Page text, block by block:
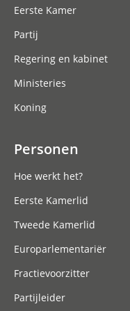
Eerste Kamer
Partij
Regering en kabinet
Ministeries
Koning
Personen
Hoe werkt het?
Eerste Kamerlid
Tweede Kamerlid
Europarlementariër
Fractievoorzitter
Partijleider